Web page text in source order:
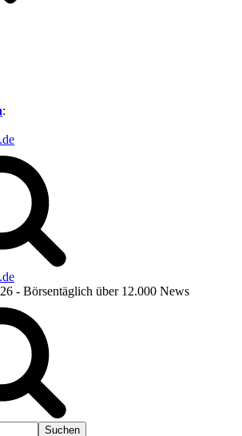
:
- Börsentäglich über 12.000 News